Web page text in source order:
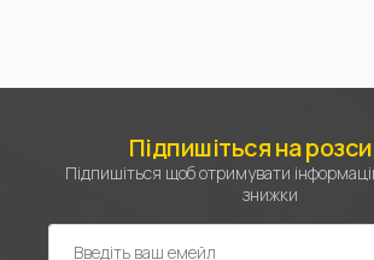
Підпишіться на
Підпишіться щоб отримувати
знижки